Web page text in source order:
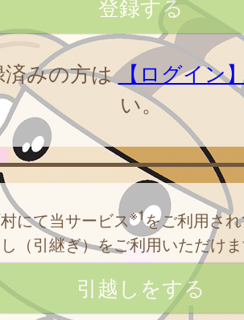
済みの方は【ログイン
い。
にて当サービス※1をご利用さ
（引継ぎ）をご利用いただけ